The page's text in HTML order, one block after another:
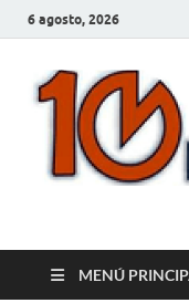
6 agosto, 2026
MENÚ